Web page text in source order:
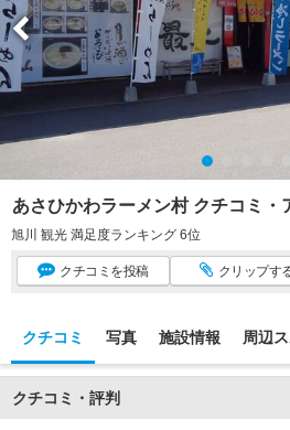
あさひかわラーメン村 クチコミ・
旭川 観光 満足度ランキング 6位
クチコミ を投稿 クリップす
クチコミ 写真 施設情報 周辺
クチコミ・評判